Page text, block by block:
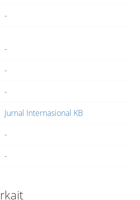
-
-
-
-
Jurnal Internasional KB
-
-